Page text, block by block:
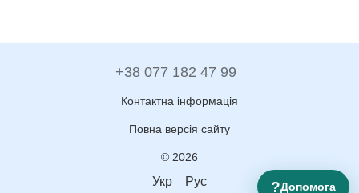
+38 077 182 47 99
Контактна інформація
Повна версія сайту
© 2026
Укр Рус ?Допомога